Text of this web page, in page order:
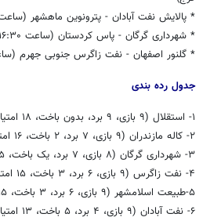
* پالایش نفت آبادان - پترونوین ماهشهر (ساعت ۱۶ - سالن ۱۷ شهریور
* شهرداری گرگان - پاس کردستان (ساعت ۱۶:۳۰ - سالن امام خمینی گرگان)
* گلنور اصفهان - نفت زاگرس جنوبی جهرم (ساعت ۱۷ - سالن مخابرات
جدول رده بندی
۱- استقلال (۹ بازی، ۹ برد، بدون باخت، ۱۸ امتیاز)
۲- کاله مازندران (۹ بازی، ۷ برد، ۲ باخت، ۱۶ امتیاز)
۳- شهرداری گرگان (۸ بازی، ۷ برد، یک باخت، ۱۵ امتیاز)
۴- نفت زاگرس (۹ بازی، ۶ برد، ۳ باخت، ۱۵ امتیاز)
۵-طبیعت اسلامشهر (۹ بازی، ۶ برد، ۳ باخت، ۱۵ امتیاز)
۶- نفت آبادان (۹ بازی، ۴ برد، ۵ باخت، ۱۳ امتیاز)